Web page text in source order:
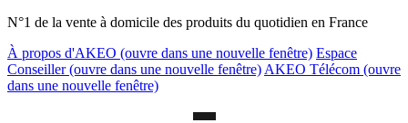
N°1 de la vente à domicile des produits du quotidien en France
À propos d'AKEO (ouvre dans une nouvelle fenêtre) Espace
Conseiller(ouvre dans une nouvelle fenêtre) AKEO Télécom (ouvre
dans une nouvelle fenêtre)